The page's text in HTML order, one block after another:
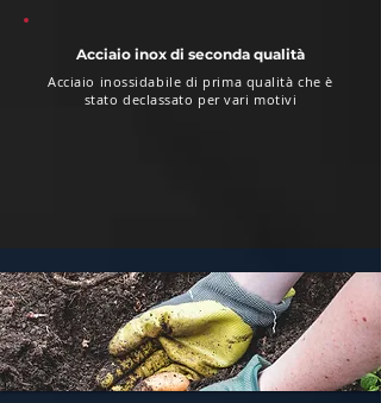
Acciaio inossidabile di prima qualità che è
stato declassato per vari motivi
Acciaio inox di seconda qualità